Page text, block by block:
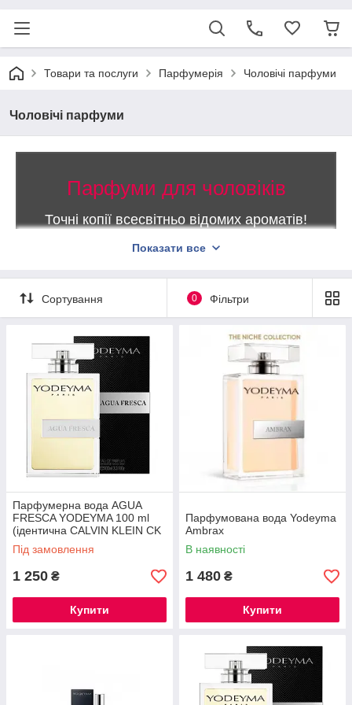
Товари та послуги Парфумерія Чоловічі парфуми
Чоловічі парфуми
Парфуми для чоловіків
Точні копії всесвітньо відомих ароматів!
Чоловічі духи з унікальними деревними і хвойними
справжніх чоловіків. Регулярне поповнення каталогу
розцінки на парфумерну продукцію. Наявність
сертифікатів відповідності, які підтверджують відмінна
якість виробів.
Вибрати парфуми
Властивості чоловічих парфумів з
деревними і хвойними ароматами
У складі парфумів містяться
натуральні деревні і хвойні екстракти,
неповторні аромати.
01
Продукція поставляється в красивих
картонних упаковках, тому парфум
не упаковуючи в подарунковий папір.
02
При виробництві туалетних вод не
використовуються алергенні
компоненти, які можуть викликати
03
Показати все
Сортування 0 Фільтри
Парфумерна вода AGUA
FRESCA YODEYMA 100 ml
(ідентична CALVIN KLEIN CK
ONE)
Під замовлення
1 250 ₴
Купити
Парфумована вода Yodeyma
Ambrax
В наявності
1 480 ₴
Купити